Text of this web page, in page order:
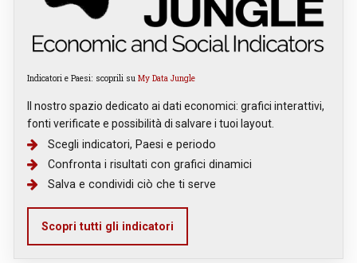
Indicatori e Paesi: scoprili su My Data Jungle
Il nostro spazio dedicato ai dati economici: grafici interattivi,
fonti verificate e possibilità di salvare i tuoi layout.
Scegli indicatori, Paesi e periodo
Confronta i risultati con grafici dinamici
Salva e condividi ciò che ti serve
Scopri tutti gli indicatori